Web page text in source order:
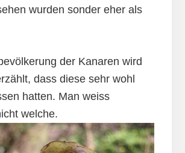
wurden sonder eher als
der Kanaren wird
dass diese sehr wohl
hatten. Man weiss
welche.